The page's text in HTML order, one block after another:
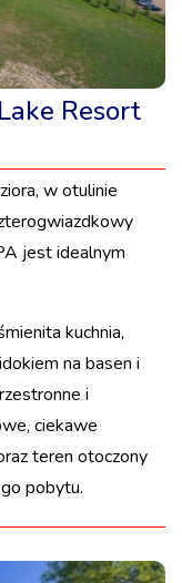
Resort
w otulinie
jest idealnym
kuchnia,
na basen i
i
ciekawe
teren otoczony
pobytu.